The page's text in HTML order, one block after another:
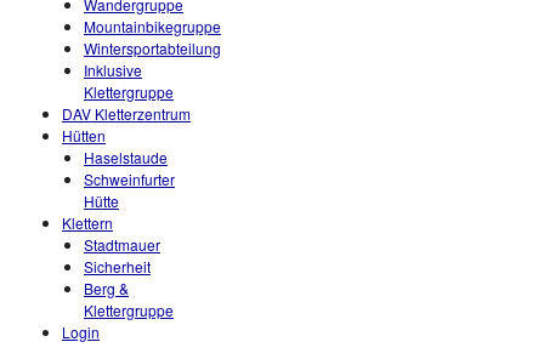
Wandergruppe
Mountainbikegruppe
Wintersportabteilung
Inklusive
Klettergruppe
DAV Kletterzentrum
Hütten
Haselstaude
Schweinfurter
Hütte
Klettern
Stadtmauer
Sicherheit
Berg &
Klettergruppe
Login